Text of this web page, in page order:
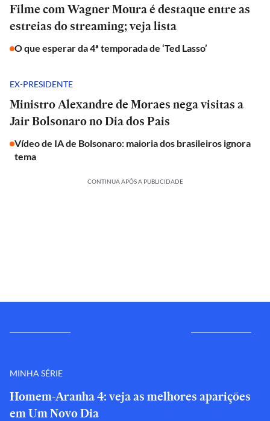
Filme com Wagner Moura é destaque entre as
estreias do streaming; veja lista
O que esperar da 4ª temporada de ‘Ted Lasso’
EX-PRESIDENTE
Ministro Alexandre de Moraes nega visitas a
Jair Bolsonaro no Dia dos Pais
Vídeo de IA de Bolsonaro: maioria dos brasileiros ignora
tema
CONTINUA APÓS A PUBLICIDADE
MINHA SÉRIE
Homem-Aranha 4: veja as melhores aparições
em Um Novo Dia